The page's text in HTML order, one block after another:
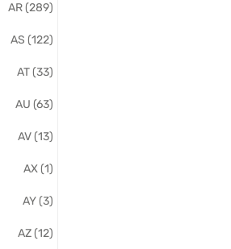
AR (289)
AS (122)
AT (33)
AU (63)
AV (13)
AX (1)
AY (3)
AZ (12)